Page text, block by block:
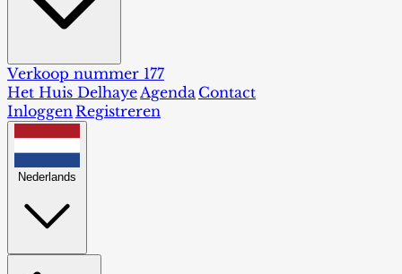
Verkoop nummer 177
Het Huis DelhayeAgenda Contact
InloggenRegistreren
Nederlands